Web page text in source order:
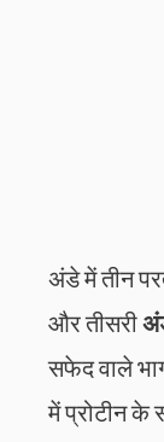
अंडे में तीन
और तीसरी
सफेद वाले
में प्रोटीन के